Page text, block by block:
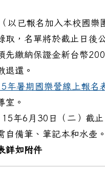
以已報名加入本校國樂
取，名單將於截止日後
先繳納保證金新台幣
退還。
年暑期國樂營線上報名
室。
年6月30日（二）截止
自備筆、筆記本和水壺。
詳如附件